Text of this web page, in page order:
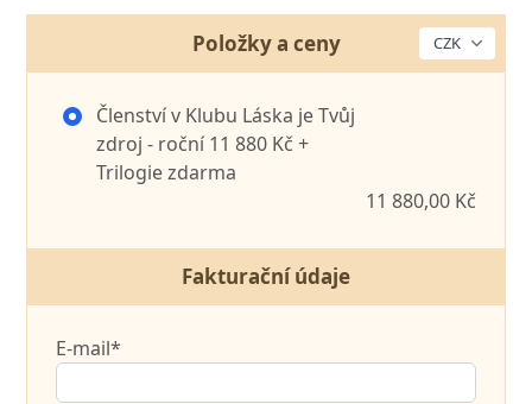
Položky a ceny
Členství v Klubu Láska je Tvůj
zdroj - roční 11 880 Kč +
Trilogie zdarma
11 880,00 Kč
Fakturační údaje
E-mail*